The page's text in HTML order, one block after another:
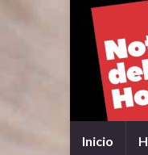
Inicio